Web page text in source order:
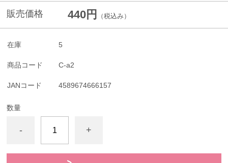
販売価格 440円 （税込み）
在庫 5
商品コード C-a2
JANコード 4589674666157
数量
- +